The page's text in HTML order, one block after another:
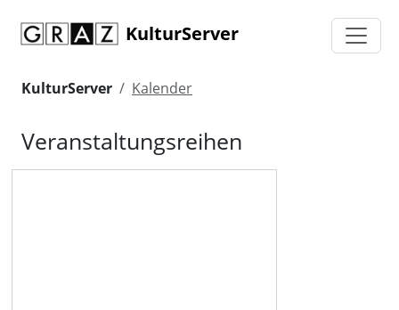
KulturServer
KulturServer Kalender
Veranstaltungsreihen